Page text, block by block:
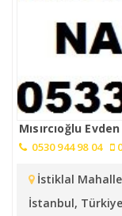
Mısırcıoğlu
0530 944 98 04
İstiklal
İstanbul, Türkiye